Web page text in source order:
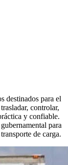
destinados para el
controlar,
y confiable.
para
de carga.